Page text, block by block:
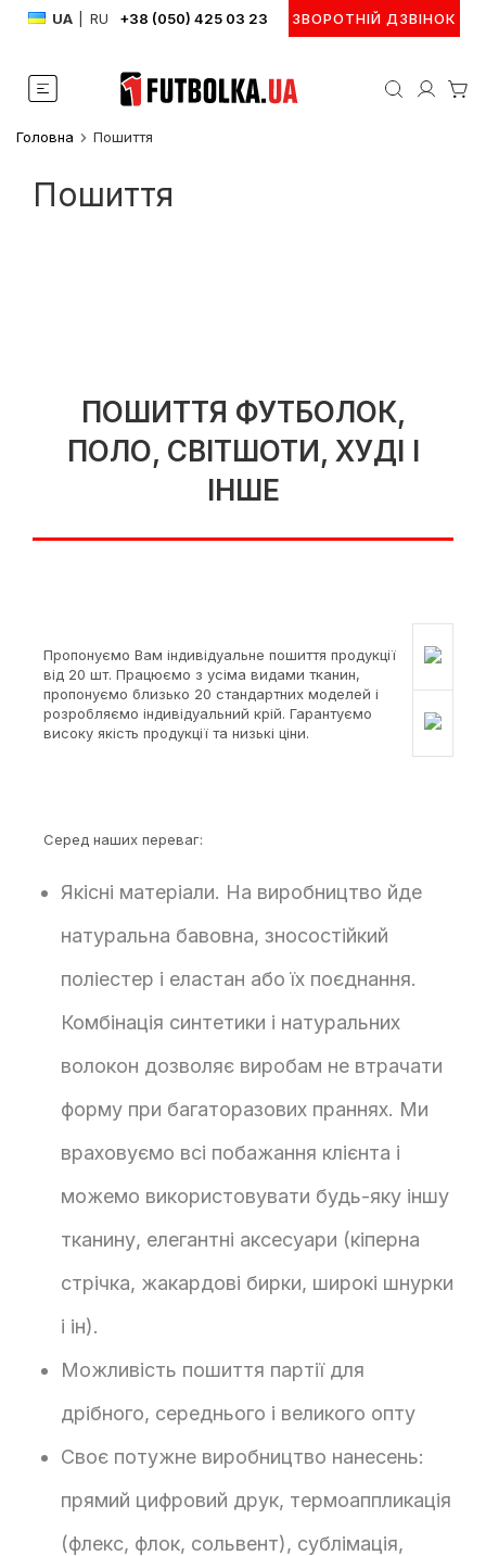
UA RU +38 (050) 425 03 23 ЗВОРОТНІЙ ДЗВІНОК
Головна Пошиття
Пошиття
ПОШИТТЯ ФУТБОЛОК,
ПОЛО, СВІТШОТИ, ХУДІ І
ІНШЕ
Пропонуємо Вам індивідуальне пошиття продукції
від 20 шт. Працюємо з усіма видами тканин,
пропонуємо близько 20 стандартних моделей і
розробляємо індивідуальний крій. Гарантуємо
високу якість продукції та низькі ціни.
Серед наших переваг:
Якісні матеріали. На виробництво йде
натуральна бавовна, зносостійкий
поліестер і еластан або їх поєднання.
Комбінація синтетики і натуральних
волокон дозволяє виробам не втрачати
форму при багаторазових праннях. Ми
враховуємо всі побажання клієнта і
можемо використовувати будь-яку іншу
тканину, елегантні аксесуари (кіперна
стрічка, жакардові бирки, широкі шнурки
і ін).
Можливість пошиття партії для
дрібного, середнього і великого опту
Своє потужне виробництво нанесень:
прямий цифровий друк, термоаппликація
(флекс, флок, сольвент), сублімація,